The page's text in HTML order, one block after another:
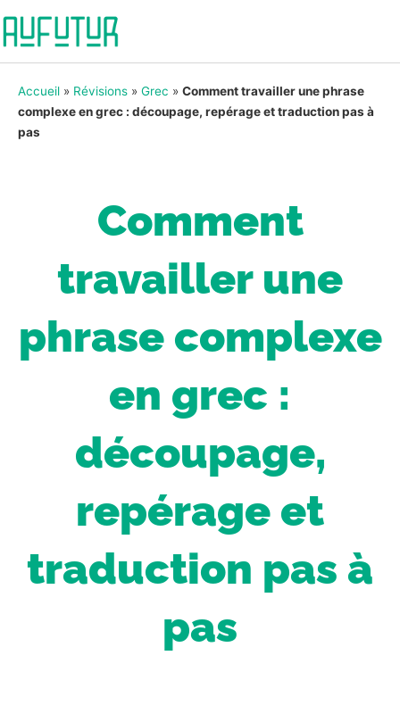
Accueil » Révisions » Grec » Comment travailler une phrase
complexe en grec : découpage, repérage et traduction pas à
pas
Comment
travailler une
phrase complexe
en grec :
découpage,
repérage et
traduction pas à
pas